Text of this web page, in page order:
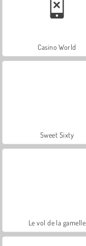
Casino World
Sweet Sixty
Le vol de la gamelle